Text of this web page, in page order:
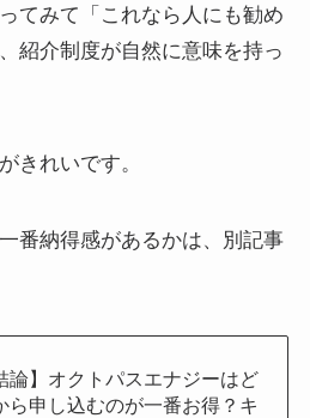
てみて「これなら人にも勧め
紹介制度が自然に意味を持っ
きれいです。
番納得感があるかは、別記事
論】オクトパスエナジーはど
ら申し込むのが一番お得？キ